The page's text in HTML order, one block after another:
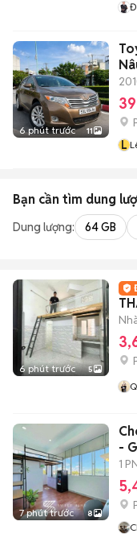
6 phút trước 11
L
Bạn cần tìm dung
Dung lượng: 64 GB
6 phút trước 5
7 phút trước 8
-
1